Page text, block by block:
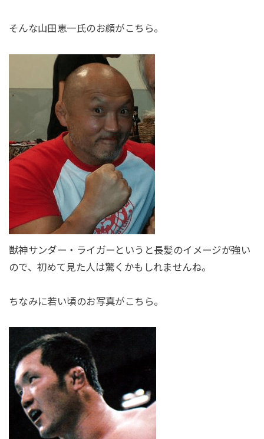
そんな山田恵一氏のお顔がこちら。
獣神サンダー・ライガーというと長髪のイメージが強い
ので、初めて見た人は驚くかもしれませんね。
ちなみに若い頃のお写真がこちら。